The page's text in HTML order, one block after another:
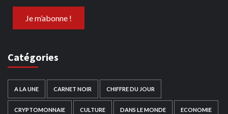
Catégories
A LA UNE CARNET NOIR CHIFFRE DU JOUR
CRYPTOMONNAIE CULTURE DANS LE MONDE ECONOMIE